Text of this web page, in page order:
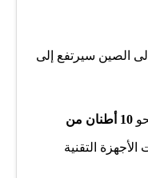
الصين سيرتفع إلى
10 أطنان من
التقنية